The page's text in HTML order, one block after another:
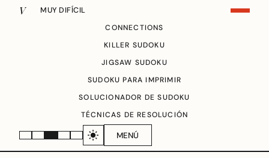
MENÚ
V
MUY DIFÍCIL
CONNECTIONS
KILLER SUDOKU
JIGSAW SUDOKU
SUDOKU PARA IMPRIMIR
SOLUCIONADOR DE SUDOKU
TÉCNICAS DE RESOLUCIÓN